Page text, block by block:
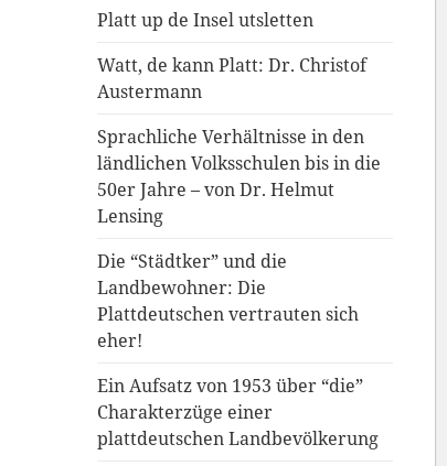
Platt up de Insel utsletten
Watt, de kann Platt: Dr. Christof
Austermann
Sprachliche Verhältnisse in den
ländlichen Volksschulen bis in die
50er Jahre – von Dr. Helmut
Lensing
Die “Städtker” und die
Landbewohner: Die
Plattdeutschen vertrauten sich
eher!
Ein Aufsatz von 1953 über “die”
Charakterzüge einer
plattdeutschen Landbevölkerung